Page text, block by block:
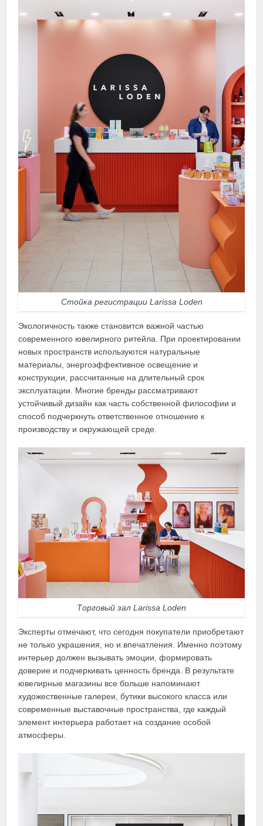
Стойка регистрации Larissa Loden
Экологичность также становится важной частью
современного ювелирного ритейла. При проектировании
новых пространств используются натуральные
материалы, энергоэффективное освещение и
конструкции, рассчитанные на длительный срок
эксплуатации. Многие бренды рассматривают
устойчивый дизайн как часть собственной философии и
способ подчеркнуть ответственное отношение к
производству и окружающей среде.
Торговый зал Larissa Loden
Эксперты отмечают, что сегодня покупатели приобретают
не только украшения, но и впечатления. Именно поэтому
интерьер должен вызывать эмоции, формировать
доверие и подчеркивать ценность бренда. В результате
ювелирные магазины все больше напоминают
художественные галереи, бутики высокого класса или
современные выставочные пространства, где каждый
элемент интерьера работает на создание особой
атмосферы.